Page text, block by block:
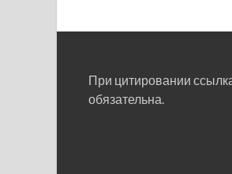
При цитировании
обязательна.